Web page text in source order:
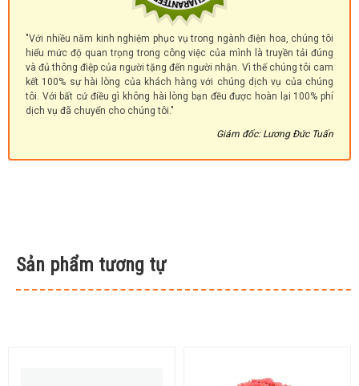
"Với nhiều năm kinh nghiệm phục vụ trong ngành điện hoa, chúng tôi
hiểu mức độ quan trọng trong công việc của mình là truyền tải đúng
và đủ thông điệp của người tặng đến người nhận. Vì thế chúng tôi cam
kết 100% sự hài lòng của khách hàng với chúng dịch vụ của chúng
tôi. Với bất cứ điều gì không hài lòng bạn đều được hoàn lại 100% phí
dịch vụ đã chuyển cho chúng tôi."
Giám đốc: Lương Đức Tuấn
Sản phẩm tương tự